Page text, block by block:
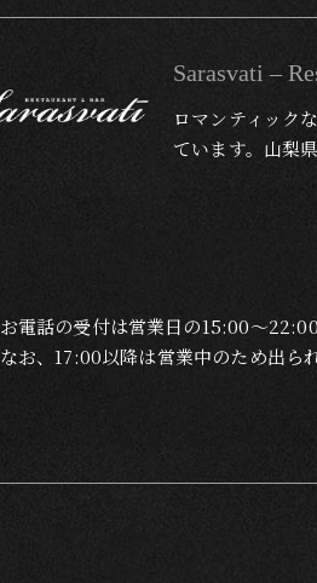
Sarasvati –
ロマンティック
ています。山梨
お電話の受付は営業日の15:00〜22:00
なお、17:00以降は営業中のため出ら